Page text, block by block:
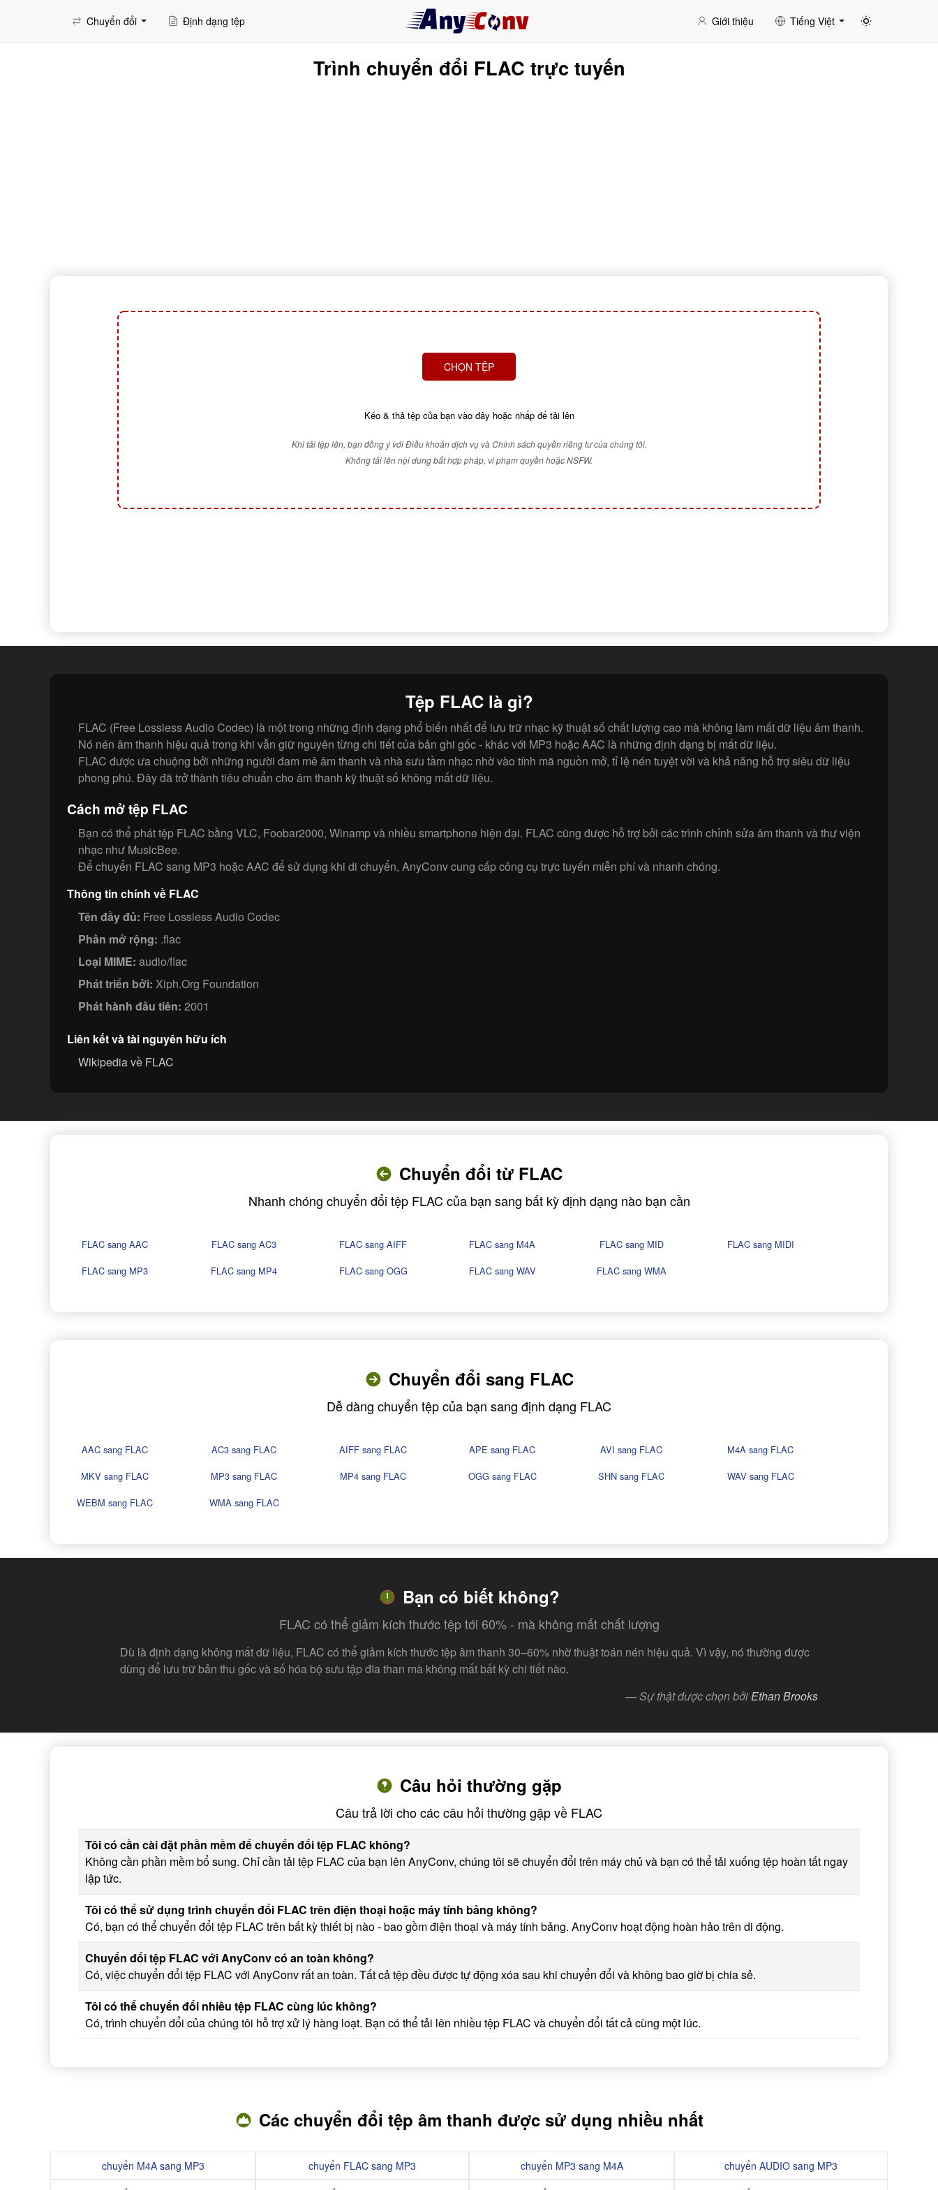
Chuyển đổi Định dạng tệp Giới thiệu Tiếng Việt
Trình chuyển đổi FLAC trực tuyến
CHỌN TỆP
Kéo & thả tệp của bạn vào đây hoặc nhấp để tải lên
Khi tải tệp lên, bạn đồng ý với Điều khoản dịch vụ và Chính sách quyền riêng tư của chúng tôi.
Không tải lên nội dung bất hợp pháp, vi phạm quyền hoặc NSFW.
Tệp FLAC là gì?
FLAC (Free Lossless Audio Codec) là một trong những định dạng phổ biến nhất để lưu trữ nhạc kỹ thuật số chất lượng cao mà không làm mất dữ liệu âm thanh.
Nó nén âm thanh hiệu quả trong khi vẫn giữ nguyên từng chi tiết của bản ghi gốc - khác với MP3 hoặc AAC là những định dạng bị mất dữ liệu.
FLAC được ưa chuộng bởi những người đam mê âm thanh và nhà sưu tầm nhạc nhờ vào tính mã nguồn mở, tỉ lệ nén tuyệt vời và khả năng hỗ trợ siêu dữ liệu
phong phú. Đây đã trở thành tiêu chuẩn cho âm thanh kỹ thuật số không mất dữ liệu.
Cách mở tệp FLAC
Bạn có thể phát tệp FLAC bằng VLC, Foobar2000, Winamp và nhiều smartphone hiện đại. FLAC cũng được hỗ trợ bởi các trình chỉnh sửa âm thanh và thư viện
nhạc như MusicBee.
Để chuyển FLAC sang MP3 hoặc AAC để sử dụng khi di chuyển, AnyConv cung cấp công cụ trực tuyến miễn phí và nhanh chóng.
Thông tin chính về FLAC
Tên đầy đủ: Free Lossless Audio Codec
Phần mở rộng: .flac
Loại MIME: audio/flac
Phát triển bởi: Xiph.Org Foundation
Phát hành đầu tiên: 2001
Liên kết và tài nguyên hữu ích
Wikipedia về FLAC
Chuyển đổi từ FLAC
Nhanh chóng chuyển đổi tệp FLAC của bạn sang bất kỳ định dạng nào bạn cần
FLAC sang AAC FLAC sang AC3 FLAC sang AIFF FLAC sang M4A FLAC sang MID
FLAC sang MIDI
FLAC sang MP3
FLAC sang MP4 FLAC sang OGG FLAC sang WAV FLAC sang WMA
Chuyển đổi sang FLAC
Dễ dàng chuyển tệp của bạn sang định dạng FLAC
AAC sang FLAC AC3 sang FLAC AIFF sang FLAC APE sang FLAC AVI sang FLAC
M4A sang FLAC
MKV sang FLAC
MP3 sang FLAC MP4 sang FLAC OGG sang FLAC SHN sang FLAC
WAV sang FLAC
WEBM sang FLAC
WMA sang FLAC
Bạn có biết không?
FLAC có thể giảm kích thước tệp tới 60% - mà không mất chất lượng
Dù là định dạng không mất dữ liệu, FLAC có thể giảm kích thước tệp âm thanh 30–60% nhờ thuật toán nén hiệu quả. Vì vậy, nó thường được
dùng để lưu trữ bản thu gốc và số hóa bộ sưu tập đĩa than mà không mất bất kỳ chi tiết nào.
— Sự thật được chọn bởiEthan Brooks
Câu hỏi thường gặp
Câu trả lời cho các câu hỏi thường gặp về FLAC
Tôi có cần cài đặt phần mềm để chuyển đổi tệp FLAC không?
Không cần phần mềm bổ sung. Chỉ cần tải tệp FLAC của bạn lên AnyConv, chúng tôi sẽ chuyển đổi trên máy chủ và bạn có thể tải xuống tệp hoàn tất ngay
lập tức.
Tôi có thể sử dụng trình chuyển đổi FLAC trên điện thoại hoặc máy tính bảng không?
Có, bạn có thể chuyển đổi tệp FLAC trên bất kỳ thiết bị nào - bao gồm điện thoại và máy tính bảng. AnyConv hoạt động hoàn hảo trên di động.
Chuyển đổi tệp FLAC với AnyConv có an toàn không?
Có, việc chuyển đổi tệp FLAC với AnyConv rất an toàn. Tất cả tệp đều được tự động xóa sau khi chuyển đổi và không bao giờ bị chia sẻ.
Tôi có thể chuyển đổi nhiều tệp FLAC cùng lúc không?
Có, trình chuyển đổi của chúng tôi hỗ trợ xử lý hàng loạt. Bạn có thể tải lên nhiều tệp FLAC và chuyển đổi tất cả cùng một lúc.
Các chuyển đổi tệp âm thanh được sử dụng nhiều nhất
chuyển M4A sang MP3
chuyển FLAC sang MP3
chuyển MP3 sang M4A
chuyển AUDIO sang MP3